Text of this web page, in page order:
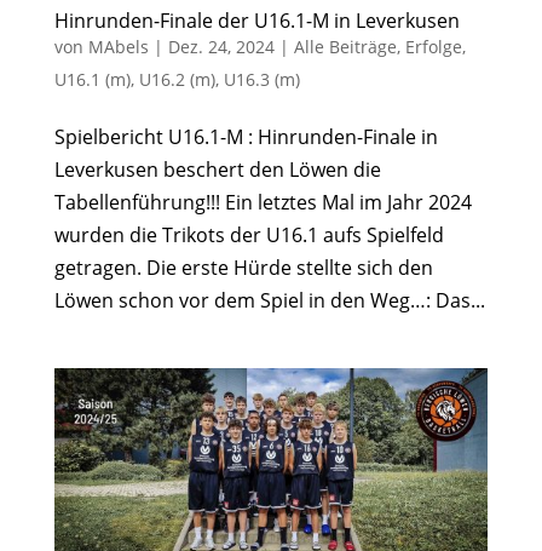
Hinrunden-Finale der U16.1-M in Leverkusen
von MAbels | Dez. 24, 2024| Alle Beiträge, Erfolge,
U16.1 (m), U16.2 (m), U16.3 (m)
Spielbericht U16.1-M : Hinrunden-Finale in
Leverkusen beschert den Löwen die
Tabellenführung!!! Ein letztes Mal im Jahr 2024
wurden die Trikots der U16.1 aufs Spielfeld
getragen. Die erste Hürde stellte sich den
Löwen schon vor dem Spiel in den Weg…: Das...